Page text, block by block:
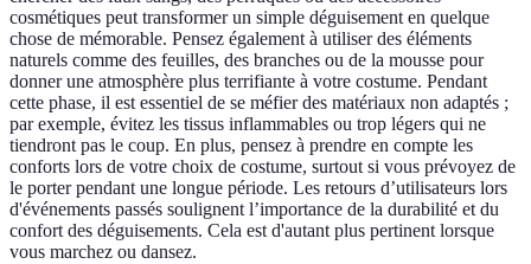
cosmétiques peut transformer un simple déguisement en quelque
chose de mémorable. Pensez également à utiliser des éléments
naturels comme des feuilles, des branches ou de la mousse pour
donner une atmosphère plus terrifiante à votre costume. Pendant
cette phase, il est essentiel de se méfier des matériaux non adaptés ;
par exemple, évitez les tissus inflammables ou trop légers qui ne
tiendront pas le coup. En plus, pensez à prendre en compte les
conforts lors de votre choix de costume, surtout si vous prévoyez de
le porter pendant une longue période. Les retours d’utilisateurs lors
d'événements passés soulignent l’importance de la durabilité et du
confort des déguisements. Cela est d'autant plus pertinent lorsque
vous marchez ou dansez.